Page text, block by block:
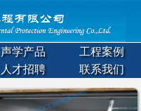
声学产品
工程案例
人才招聘 联系我们